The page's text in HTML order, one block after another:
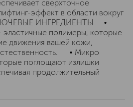
сверхточное
эффект в области вокруг
ИНГРЕДИЕНТЫ •
эластичные полимеры, которые
движения вашей кожи,
• Микро
поглощают излишки
продолжительный